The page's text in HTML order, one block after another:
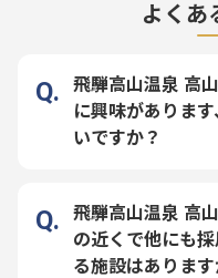
よくあ
飛騨高山温泉 高
に興味がありま
いですか？
飛騨高山温泉 高
の近くで他にも
る施設はあります